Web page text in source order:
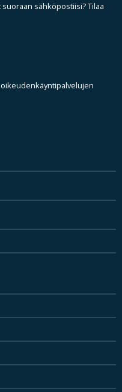
sähköpostiisi? Tilaa